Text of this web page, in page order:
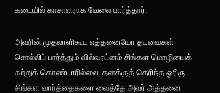
கடையில் காசாளராக வேலை பார்த்தார்.
அவரின் முதலாளிகூட எத்தனையோ தடவைகள்
சொல்லிப் பார்த்தும் வில்வரட்னம் சிங்கள மொழியைக்
கற்றுக் கொண்டாரில்லை. தனக்குத் தெரிந்த ஓரிரு
சிங்கள வார்த்தைகளை வைத்தே அவர் அத்தனை